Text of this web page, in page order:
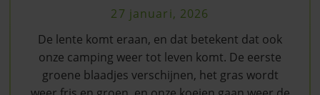
27 januari, 2026
De lente komt eraan, en dat betekent dat ook
onze camping weer tot leven komt. De eerste
groene blaadjes verschijnen, het gras wordt